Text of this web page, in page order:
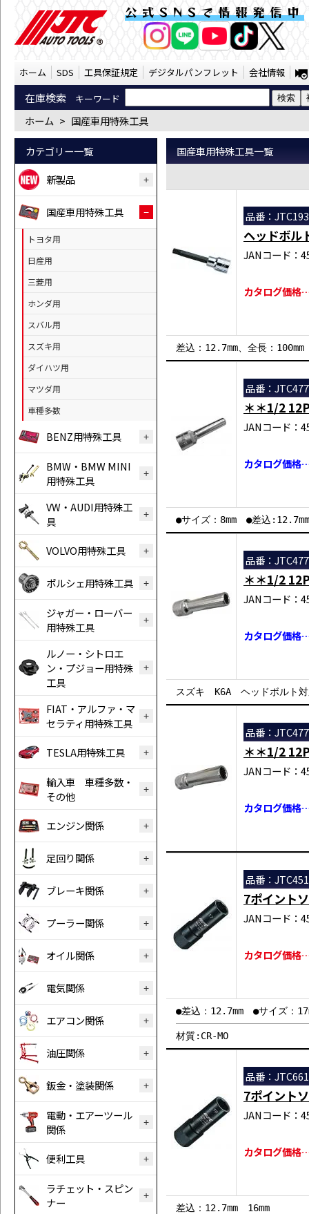
国産車用特殊工具 （SST） | JTC
公式SNSで情報発信中
ホーム SDS 工具保証規定 デジタルパンフレット 会社情報
在庫検索 キーワード
ホーム > 国産車用特殊工具
カテゴリー一覧
新製品
国産車用特殊工具
トヨタ用
日産用
三菱用
ホンダ用
スバル用
スズキ用
ダイハツ用
マツダ用
車種多数
BENZ用特殊工具
BMW・BMW MINI
用特殊工具
VW・AUDI用特殊工
具
VOLVO用特殊工具
ポルシェ用特殊工具
ジャガー・ローバー
用特殊工具
ルノー・シトロエ
ン・プジョー用特殊
工具
FIAT・アルファ・マ
セラティ用特殊工具
TESLA用特殊工具
輸入車 車種多数・
その他
エンジン関係
足回り関係
ブレーキ関係
プーラー関係
オイル関係
電気関係
エアコン関係
油圧関係
鈑金・塗装関係
電動・エアーツール
関係
便利工具
ラチェット・スピン
ナー
国産車用特殊工具一覧
品番：
ヘッドボル
JANコード：
カタログ価格
差込：12.7mm、全長：
品番：
＊＊1/2
JANコード：
カタログ価格
●サイズ：8mm ●差込
品番：
＊＊1/2
JANコード：
カタログ価格
スズキ K6A ヘッドボルト
品番：
＊＊1/2
JANコード：
カタログ価格
品番：
7ポイント
JANコード：
カタログ価格
●差込：12.7mm ●サイズ：
材質:CR-MO
品番：
7ポイント
JANコード：
カタログ価格
差込：12.7mm 16mm
AI商品コンシェルジ
オンライン